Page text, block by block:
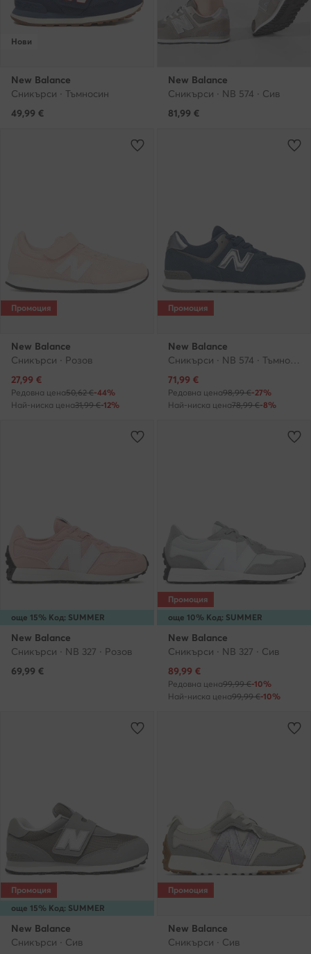
Нови
New Balance
Сникърси · Тъмносин
49,99 €
New Balance
Сникърси · NB 574 · Сив
81,99 €
Промоция
New Balance
Сникърси · Розов
Актуална цена
27,99 €
Редовна цена50,62 €-44%
Най-ниска цена31,99 €-12%
Промоция
New Balance
Сникърси · NB 574 · Тъмносин
Актуална цена
71,99 €
Редовна цена98,99 €-27%
Най-ниска цена78,99 €-8%
още 15% Код: SUMMER
New Balance
Сникърси · NB 327 · Розов
69,99 €
още 10% Код: SUMMER
Промоция
New Balance
Сникърси · NB 327 · Сив
Актуална цена
89,99 €
Редовна цена99,99 €-10%
Най-ниска цена99,99 €-10%
още 15% Код: SUMMER
Промоция
New Balance
Сникърси · Сив
Промоция
New Balance
Сникърси · Сив